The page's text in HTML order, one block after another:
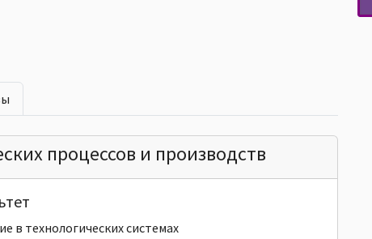
процессов и производств
в технологических системах